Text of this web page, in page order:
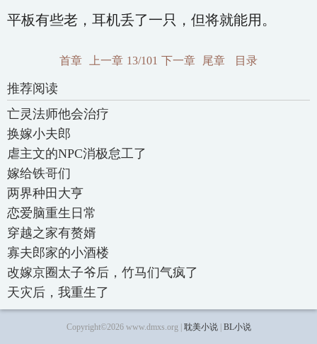
平板有些老，耳机丢了一只，但将就能用。
首章 上一章 13/101 下一章 尾章 目录
推荐阅读
亡灵法师他会治疗
换嫁小夫郎
虐主文的NPC消极怠工了
嫁给铁哥们
两界种田大亨
恋爱脑重生日常
穿越之家有赘婿
寡夫郎家的小酒楼
改嫁京圈太子爷后，竹马们气疯了
天灾后，我重生了
Copyright©2026 www.dmxs.org | 耽美小说| BL小说